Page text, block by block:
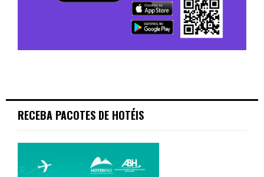
RECEBA PACOTES DE HOTÉIS